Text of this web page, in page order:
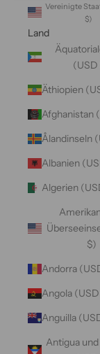
Vereinigte
$)
Land
(USD
Äthiopien
Afghanistan
Ålandinseln
Albanien
Algerien
$)
Andorra
Angola
Anguilla
Antigua